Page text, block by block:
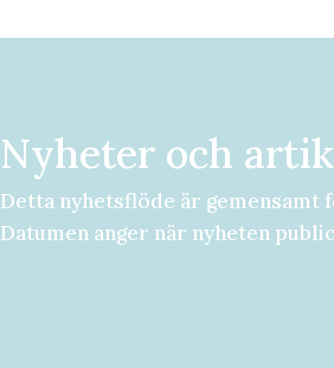
Nyheter och
Detta nyhetsflöde är
Datumen anger när nyheten